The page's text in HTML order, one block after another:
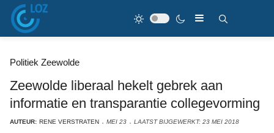
Politiek Zeewolde
Zeewolde liberaal hekelt gebrek aan
informatie en transparantie collegevorming
AUTEUR: RENE VERSTRATEN MEI 23 LAATST BIJGEWERKT: 23 MEI 2018